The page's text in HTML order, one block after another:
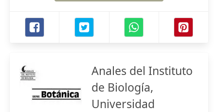
Anales del Instituto
de Biología,
Universidad